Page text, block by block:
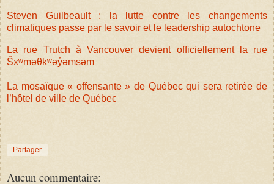
Steven Guilbeault : la lutte contre les changements
climatiques passe par le savoir et le leadership autochtone
La rue Trutch à Vancouver devient officiellement la rue
Šxʷməθkʷəy̓əmsəm
La mosaïque « offensante » de Québec qui sera retirée de
l’hôtel de ville de Québec
Partager
Aucun commentaire: